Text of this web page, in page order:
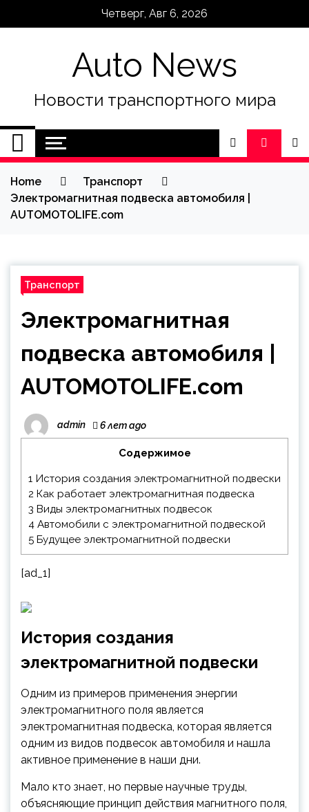
Четверг, Авг 6, 2026
Auto News
Новости транспортного мира
Home
Транспорт
Электромагнитная подвеска автомобиля |
AUTOMOTOLIFE.com
Транспорт
Электромагнитная
подвеска автомобиля |
AUTOMOTOLIFE.com
admin 6 лет ago
Содержимое
1 История создания электромагнитной подвески
2 Как работает электромагнитная подвеска
3 Виды электромагнитных подвесок
4 Автомобили с электромагнитной подвеской
5 Будущее электромагнитной подвески
[ad_1]
История создания
электромагнитной подвески
Одним из примеров применения энергии
электромагнитного поля является
электромагнитная подвеска, которая является
одним из видов подвесок автомобиля и нашла
активное применение в наши дни.
Мало кто знает, но первые научные труды,
объясняющие принцип действия магнитного поля,